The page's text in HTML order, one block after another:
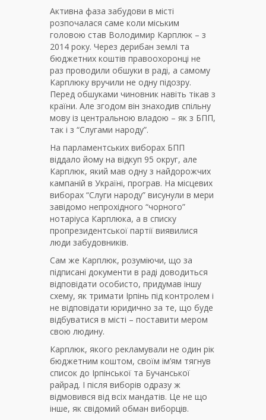
Активна фаза забудови в місті
розпочалася саме коли міським
головою став Володимир Карплюк – з
2014 року. Через дерибан землі та
бюджетних коштів правоохоронці не
раз проводили обшуки в раді, а самому
Карплюку вручили не одну підозру.
Перед обшуками чиновник навіть тікав з
країни. Але згодом він знаходив спільну
мову із центральною владою – як з БПП,
так і з “Слугами народу”.
На парламентських виборах БПП
віддало йому на відкуп 95 округ, але
Карплюк, який мав одну з найдорожчих
кампаній в Україні, програв. На місцевих
виборах “Слуги народу” висунули в мери
завідомо непрохідного “чорного”
нотаріуса Карплюка, а в списку
пропрезидентської партії виявилися
люди забудовників.
Сам же Карплюк, розуміючи, що за
підписані документи в раді доводиться
відповідати особисто, придумав іншу
схему, як тримати Ірпінь під контролем і
не відповідати юридично за те, що буде
відбуватися в місті – поставити мером
свою людину.
Карплюк, якого рекламували не один рік
бюджетним коштом, своїм ім’ям тягнув
список до Ірпінської та Бучанської
райрад. І після виборів одразу ж
відмовився від всіх мандатів. Це не що
інше, як свідомий обман виборців.